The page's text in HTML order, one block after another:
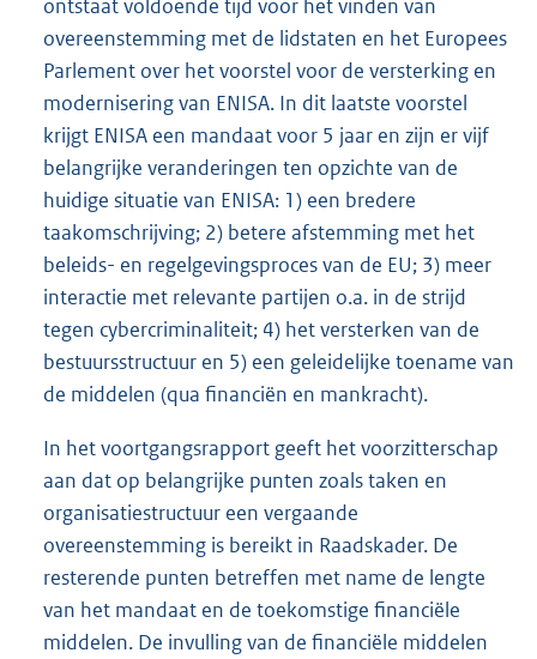
ontstaat voldoende tijd voor het vinden van
overeenstemming met de lidstaten en het Europees
Parlement over het voorstel voor de versterking en
modernisering van ENISA. In dit laatste voorstel
krijgt ENISA een mandaat voor 5 jaar en zijn er vijf
belangrijke veranderingen ten opzichte van de
huidige situatie van ENISA: 1) een bredere
taakomschrijving; 2) betere afstemming met het
beleids- en regelgevingsproces van de EU; 3) meer
interactie met relevante partijen o.a. in de strijd
tegen cybercriminaliteit; 4) het versterken van de
bestuursstructuur en 5) een geleidelijke toename van
de middelen (qua financiën en mankracht).
In het voortgangsrapport geeft het voorzitterschap
aan dat op belangrijke punten zoals taken en
organisatiestructuur een vergaande
overeenstemming is bereikt in Raadskader. De
resterende punten betreffen met name de lengte
van het mandaat en de toekomstige financiële
middelen. De invulling van de financiële middelen